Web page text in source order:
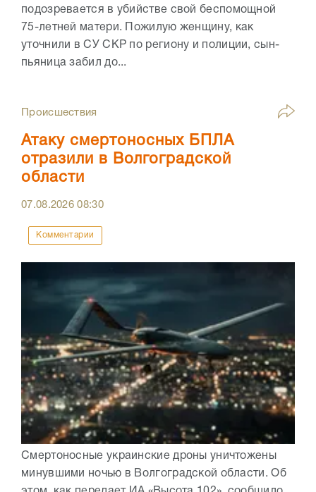
подозревается в убийстве свой беспомощной
75-летней матери. Пожилую женщину, как
уточнили в СУ СКР по региону и полиции, сын-
пьяница забил до...
Происшествия
Атаку смертоносных БПЛА
отразили в Волгоградской
области
07.08.202608:30
Комментарии
Смертоносные украинские дроны уничтожены
минувшими ночью в Волгоградской области. Об